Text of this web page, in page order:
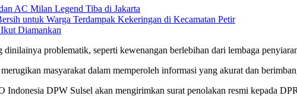
AC Milan Legend Tiba di Jakarta
untuk Warga Terdampak Kekeringan di Kecamatan Petir
Diamankan
problematik, seperti kewenangan berlebihan dari lembaga
masyarakat dalam memperoleh informasi yang akurat dan
DPW Sulsel akan mengirimkan surat penolakan resmi kepada